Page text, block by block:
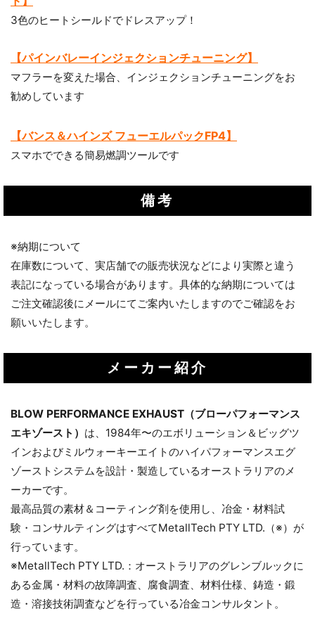
3色のヒートシールドでドレスアップ！
【パインバレーインジェクションチューニング】
マフラーを変えた場合、インジェクションチューニングをお
勧めしています
【バンス＆ハインズ フューエルパックFP4】
スマホでできる簡易燃調ツールです
備考
※納期について
在庫数について、実店舗での販売状況などにより実際と違う
表記になっている場合があります。具体的な納期については
ご注文確認後にメールにてご案内いたしますのでご確認をお
願いいたします。
メーカー紹介
BLOW PERFORMANCE EXHAUST（ブローパフォーマンス
エキゾースト） は、1984年〜のエボリューション＆ビッグツ
インおよびミルウォーキーエイトのハイパフォーマンスエグ
ゾーストシステムを設計・製造しているオーストラリアのメ
ーカーです。
最高品質の素材＆コーティング剤を使用し、冶金・材料試
験・コンサルティングはすべてMetallTech PTY LTD.（※）が
行っています。
※MetallTech PTY LTD.：オーストラリアのグレンブルックに
ある金属・材料の故障調査、腐食調査、材料仕様、鋳造・鍛
造・溶接技術調査などを行っている冶金コンサルタント。